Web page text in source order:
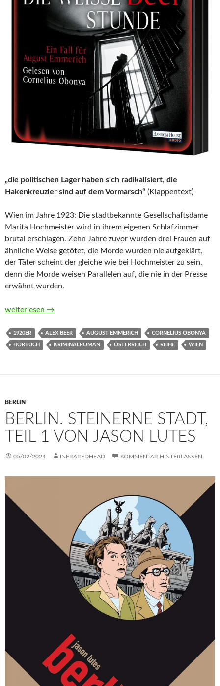
„die politischen Lager haben sich radikalisiert, die
Hakenkreuzler sind auf dem Vormarsch“ (Klappentext)
Wien im Jahre 1923: Die stadtbekannte Gesellschaftsdame
Marita Hochmeister wird in ihrem eigenen Schlafzimmer
brutal erschlagen. Zehn Jahre zuvor wurden drei Frauen auf
ähnliche Weise getötet, die Morde wurden nie aufgeklärt,
der Täter scheint der gleiche wie bei Hochmeister zu sein,
denn die Morde weisen Parallelen auf, die nie in der Presse
erwähnt wurden.
Die weiße Stunde von Alex Beer (Hörbuch)
weiterlesen →
1920ER ALEX BEER AUGUST EMMERICH CORNELIUS OBONYA
HÖRBUCH KRIMINALROMAN ÖSTERREICH REIHE WIEN
BERLIN
BERLIN. STEINERNE STADT,
TEIL 1 VON JASON LUTES
05/02/2024 INFRAREDHEAD KOMMENTAR HINTERLASSEN